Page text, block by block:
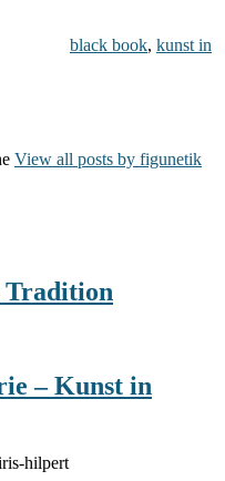
black book, kunst in
View all posts by figunetik
Tradition
– Kunst in